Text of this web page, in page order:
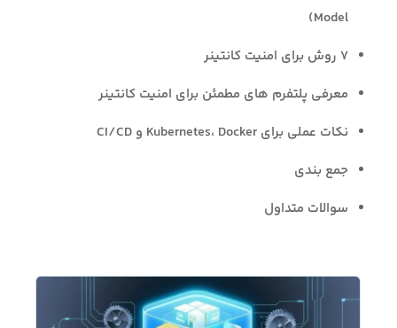
Model)
۷ روش برای امنیت کانتینر
معرفی پلتفرم های مطمئن برای امنیت کانتینر
نکات عملی برای Kubernetes، Docker و CI/CD
جمع بندی
سوالات متداول